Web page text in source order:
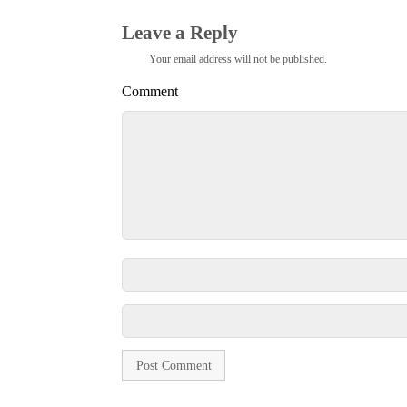
Leave a Reply
Your email address will not be published.
Comment